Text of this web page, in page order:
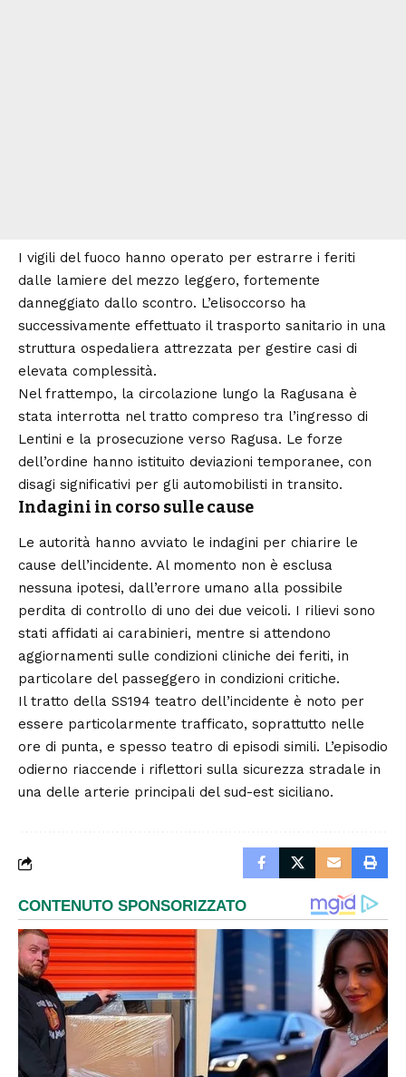
I vigili del fuoco hanno operato per estrarre i feriti
dalle lamiere del mezzo leggero, fortemente
danneggiato dallo scontro. L’elisoccorso ha
successivamente effettuato il trasporto sanitario in una
struttura ospedaliera attrezzata per gestire casi di
elevata complessità.
Nel frattempo, la circolazione lungo la Ragusana è
stata interrotta nel tratto compreso tra l’ingresso di
Lentini e la prosecuzione verso Ragusa. Le forze
dell’ordine hanno istituito deviazioni temporanee, con
disagi significativi per gli automobilisti in transito.
Indagini in corso sulle cause
Le autorità hanno avviato le indagini per chiarire le
cause dell’incidente. Al momento non è esclusa
nessuna ipotesi, dall’errore umano alla possibile
perdita di controllo di uno dei due veicoli. I rilievi sono
stati affidati ai carabinieri, mentre si attendono
aggiornamenti sulle condizioni cliniche dei feriti, in
particolare del passeggero in condizioni critiche.
Il tratto della SS194 teatro dell’incidente è noto per
essere particolarmente trafficato, soprattutto nelle
ore di punta, e spesso teatro di episodi simili. L’episodio
odierno riaccende i riflettori sulla sicurezza stradale in
una delle arterie principali del sud-est siciliano.